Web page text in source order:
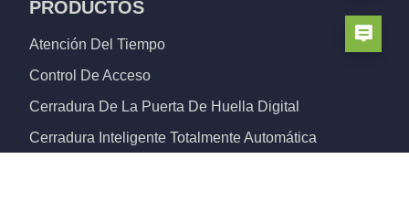
PRODUCTOS
Atención Del Tiempo
Control De Acceso
Cerradura De La Puerta De Huella Digital
Cerradura Inteligente Totalmente Automática